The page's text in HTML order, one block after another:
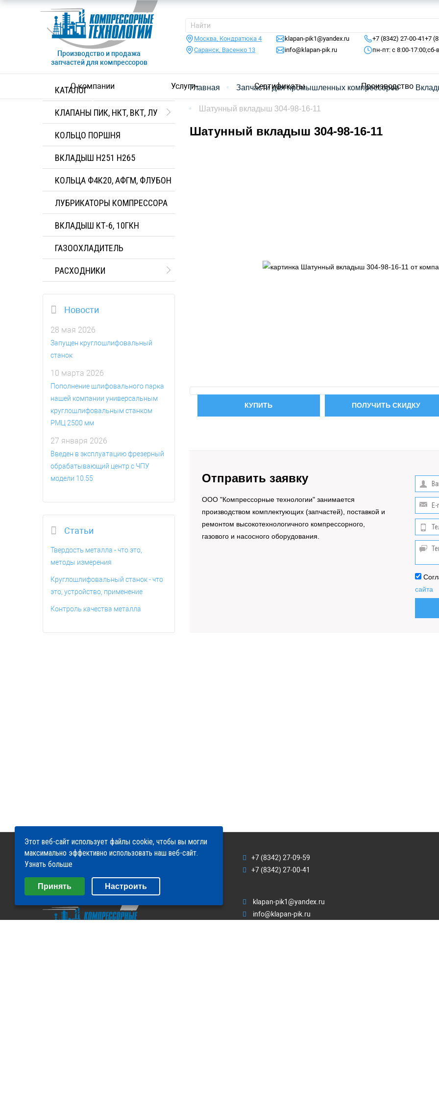
Производство и продажа
запчастей для компрессоров
Москва, Кондратюка 4
Саранск, Васенко 13
klapan-pik1@yandex.ru
info@klapan-pik.ru
+7 (8342) 27-00-41+7
пн-пт: с 8:00-17:00;сб-
О компании Услуги Сертификаты Производство
КАТАЛОГ
КЛАПАНЫ ПИК, НКТ, ВКТ, ЛУ
КОЛЬЦО ПОРШНЯ
ВКЛАДЫШ H251 H265
КОЛЬЦА Ф4К20, АФГМ, ФЛУБОН
ЛУБРИКАТОРЫ КОМПРЕССОРА
ВКЛАДЫШ КТ-6, 10ГКН
ГАЗООХЛАДИТЕЛЬ
РАСХОДНИКИ
Новости
28 мая 2026
Запущен круглошлифовальный
станок
10 марта 2026
Пополнение шлифовального парка
нашей компании универсальным
круглошлифовальным станком
РМЦ 2500 мм
27 января 2026
Введен в эксплуатацию фрезерный
обрабатывающий центр с ЧПУ
модели 10.55
Статьи
Твердость металла - что это,
методы измерения
Круглошлифовальный станок - что
это, устройство, применение
Контроль качества металла
Главная Запчасти для промышленных компрессоров
Шатунный вкладыш 304-98-16-11
Шатунный вкладыш 304-98-16-11
КУПИТЬ ПОЛУЧИТЬ СКИДКУ
Отправить заявку
OOO "Компрессорные технологии" занимается
производством комплектующих (запчастей), поставкой и
ремонтом высокотехнологичного компрессорного,
газового и насосного оборудования.
сайта
О компании Сервис
Доставка и оплата
+7 (8342) 27-09-59
+7 (8342) 27-00-41
klapan-pik1@yandex.ru
info@klapan-pik.ru
Этот веб-сайт использует файлы cookie, чтобы вы могли
максимально эффективно использовать наш веб-сайт.
Узнать больше
Принять Настроить